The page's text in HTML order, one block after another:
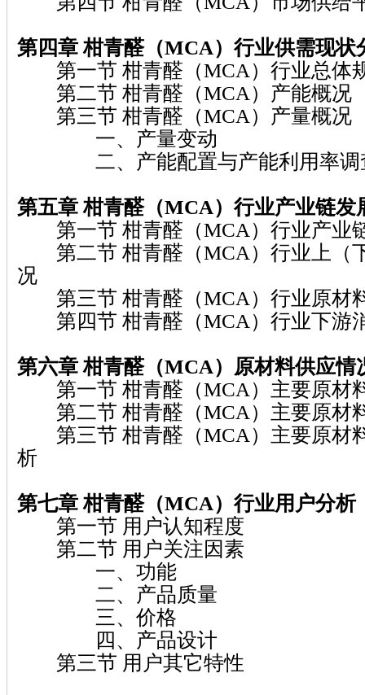
第四章 柑青醛（MCA）行业供需现状
第一节 柑青醛（MCA）行业总体
第二节 柑青醛（MCA）产能概况
第三节 柑青醛（MCA）产量概况
一、产量变动
二、产能配置与产能利用率调
第五章 柑青醛（MCA）行业产业链发
第一节 柑青醛（MCA）行业产业
第二节 柑青醛（MCA）行业上（
况
第三节 柑青醛（MCA）行业原材
第四节 柑青醛（MCA）行业下游
第六章 柑青醛（MCA） 原材料供应情
第一节 柑青醛（MCA）主要原材
第二节 柑青醛（MCA）主要原材
第三节 柑青醛（MCA）主要原材
析
第七章 柑青醛（MCA）行业用户分析
第一节 用户认知程度
第二节 用户关注因素
一、功能
二、产品质量
三、价格
四、产品设计
第三节 用户其它特性